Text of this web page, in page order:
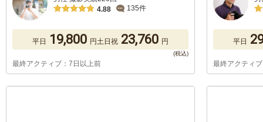
4.88
135件
平日 19,800 円土日祝 23,760 円
最終アクティブ：7日以上前
平日
最終アクティ